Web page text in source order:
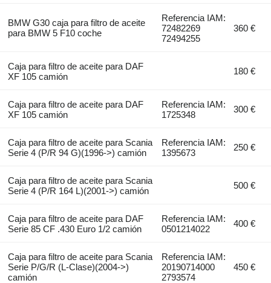
BMW G30 caja para filtro de aceite
para BMW 5 F10 coche
Referencia IAM:
72482269
72494255
360 €
Caja para filtro de aceite para DAF
XF 105 camión
180 €
Caja para filtro de aceite para DAF
XF 105 camión
Referencia IAM:
1725348
300 €
Caja para filtro de aceite para Scania
Serie 4 (P/R 94 G)(1996->) camión
Referencia IAM:
1395673
250 €
Caja para filtro de aceite para Scania
Serie 4 (P/R 164 L)(2001->) camión
500 €
Caja para filtro de aceite para DAF
Serie 85 CF .430 Euro 1/2 camión
Referencia IAM:
0501214022
400 €
Caja para filtro de aceite para Scania
Serie P/G/R (L-Clase)(2004->)
camión
Referencia IAM:
20190714000
2793574
450 €